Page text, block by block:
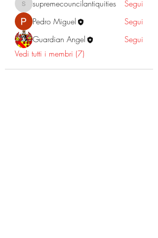
supremecouncilantiquities
supremecouncilantiquities
Segui
Pedro Miguel
Segui
Guardian Angel
Segui
Vedi tutti i membri (7)